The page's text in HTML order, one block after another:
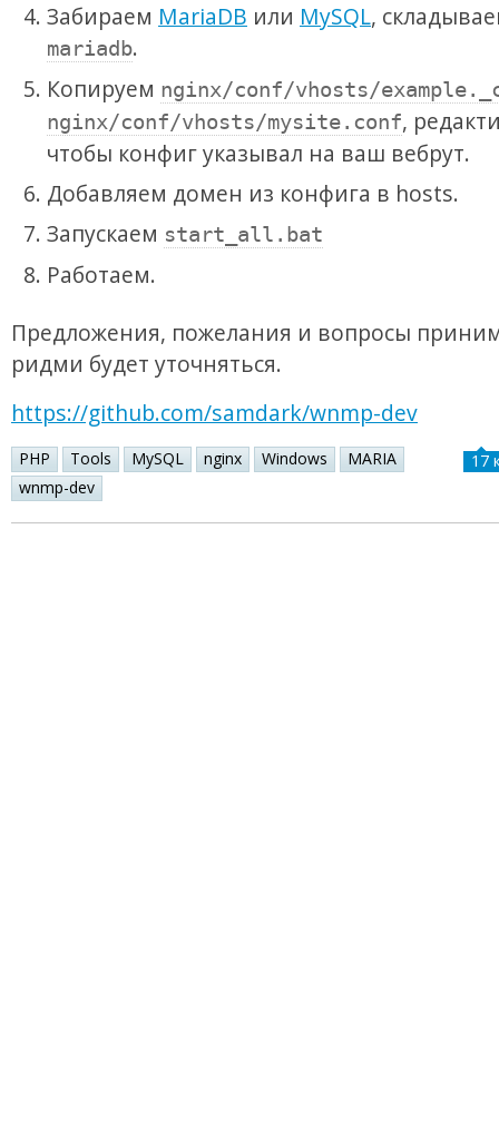
Забираем MariaDB или MySQL,
mariadb.
Копируем nginx/conf/vhosts/
nginx/conf/vhosts/mysite.conf,
чтобы конфиг указывал на ваш вебрут.
Добавляем домен из конфига в hosts.
Запускаем start_all.bat
Работаем.
Предложения, пожелания и вопросы
ридми будет уточняться.
https://github.com/samdark/wnmp-dev
PHP Tools MySQL nginx Windows
MARIA
wnmp-dev
17